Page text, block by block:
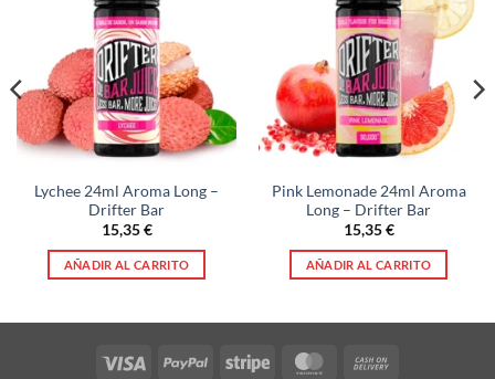
Lychee 24ml Aroma Long –
Drifter Bar
15,35€
AÑADIR AL CARRITO
Pink Lemonade 24ml Aroma
Long – Drifter Bar
15,35€
AÑADIR AL CARRITO
Visa PayPal Stripe MasterCard